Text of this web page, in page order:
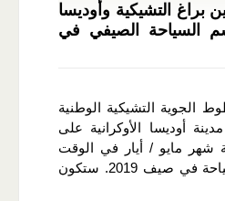
براغ التشيكية وأوديسا
السياحة الصيفي في
الجوية التشيكية الوطنية
أوديسا الأوكرانية على
شهر مايو / أيار في الوقت
المناسب لموسم السياحة في صيف 2019. ستكون